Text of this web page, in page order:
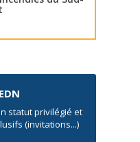
statut privilégié et
(invitations...)